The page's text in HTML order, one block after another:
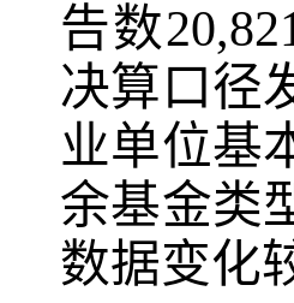
告数
决算口径
业单位基
余基金类
数据变化